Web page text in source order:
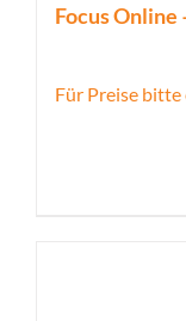
Focus Online
Für Preise